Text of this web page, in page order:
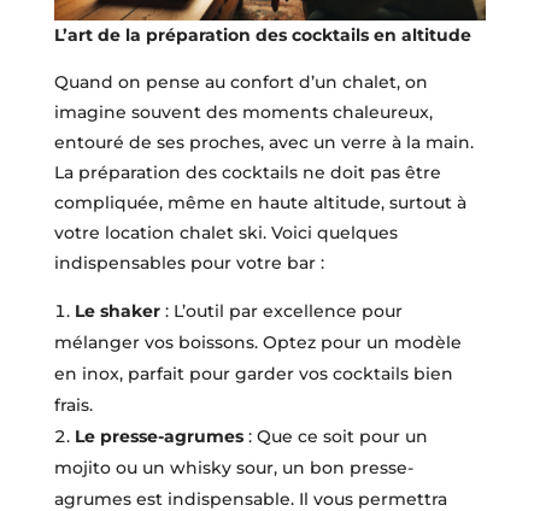
L’art de la préparation des cocktails en altitude
Quand on pense au confort d’un chalet, on
imagine souvent des moments chaleureux,
entouré de ses proches, avec un verre à la main.
La préparation des cocktails ne doit pas être
compliquée, même en haute altitude, surtout à
votre location chalet ski. Voici quelques
indispensables pour votre bar :
Le shaker: L’outil par excellence pour
mélanger vos boissons. Optez pour un modèle
en inox, parfait pour garder vos cocktails bien
frais.
Le presse-agrumes: Que ce soit pour un
mojito ou un whisky sour, un bon presse-
agrumes est indispensable. Il vous permettra